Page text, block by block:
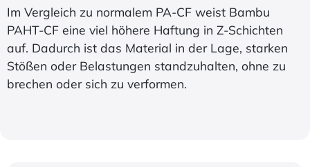
Im Vergleich zu normalem PA-CF weist Bambu
PAHT-CF eine viel höhere Haftung in Z-Schichten
auf. Dadurch ist das Material in der Lage, starken
Stößen oder Belastungen standzuhalten, ohne zu
brechen oder sich zu verformen.